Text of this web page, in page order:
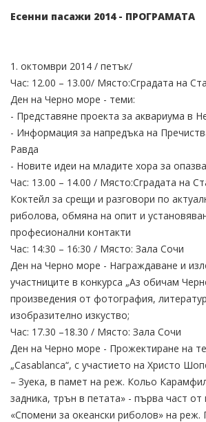
Есенни пасажи 2014 - ПРОГРАМАТА
1. октомври 2014 / петък/
Час: 12.00 – 13.00/ Място:Сградата на
Ден на Черно море - теми:
- Представяне проекта за аквариума в
- Информация за напредъка на
Равда
- Новите идеи на младите хора за
Час: 13.00 – 14.00 / Място:Сградата на
Коктейл за срещи и разговори по
риболова, обмяна на опит и
професионални контакти
Час: 14:30 – 16:30 / Място: Зала Сочи
Ден на Черно море - Награждаване и
участниците в конкурса „Аз обичам
произведения от фотография,
изобразително изкуство;
Час: 17.30 –18.30 / Място: Зала Сочи
Ден на Черно море - Прожектиране на
„Casablanca“, с участието на Христо
– Зуека, в памет на реж. Кольо
задника, трън в петата» - първа част от
«Спомени за океански риболов» на реж.